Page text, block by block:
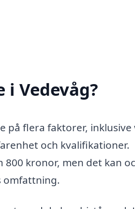
Vedevåg?
på flera faktorer, inklusive
och kvalifikationer.
kronor, men det kan
omfattning.